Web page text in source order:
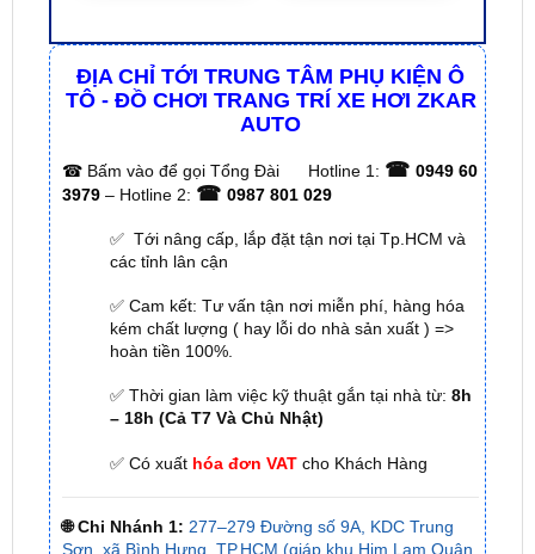
ĐỊA CHỈ TỚI TRUNG TÂM PHỤ KIỆN Ô
TÔ - ĐỒ CHƠI TRANG TRÍ XE HƠI ZKAR
Bấm vào để gọi Tổng Đài
✅ Tới nâng cấp, lắp đặt tận nơi tại Tp.HCM và
các tỉnh lân cận
✅ Cam kết: Tư vấn tận nơi miễn phí, hàng hóa
kém chất lượng ( hay lỗi do nhà sản xuất ) =>